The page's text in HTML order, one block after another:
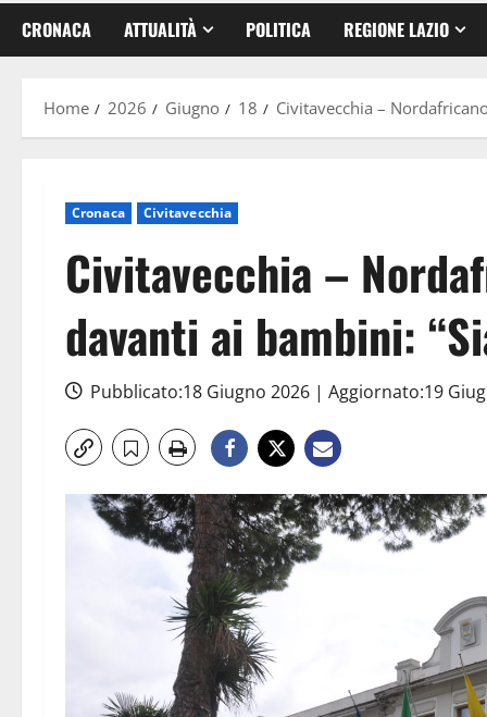
CRONACA ATTUALITÀ POLITICA REGIONE LAZIO
Home 2026 Giugno 18 Civitavecchia –
Cronaca Civitavecchia
Civitavecchia –
davanti ai bambini:
Pubblicato:18 Giugno 2026 | Aggiornato:19